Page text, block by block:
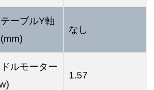
ーブルY軸
なし
ルモーター
1.57